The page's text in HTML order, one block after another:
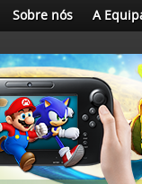
Sobre nós A